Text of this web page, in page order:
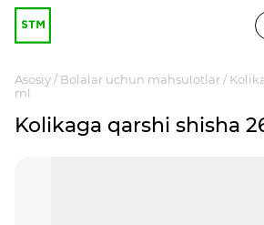
Asosiy Bolalar uchun mahsulotlar
ml
Kolikaga qarshi shisha